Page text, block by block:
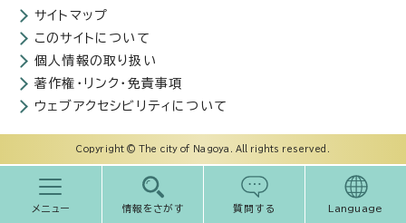
メニュー 情報をさがす 質問する Language
サイトマップ
このサイトについて
個人情報の取り扱い
著作権・リンク・免責事項
ウェブアクセシビリティについて
Copyright © The city of Nagoya. All rights reserved.